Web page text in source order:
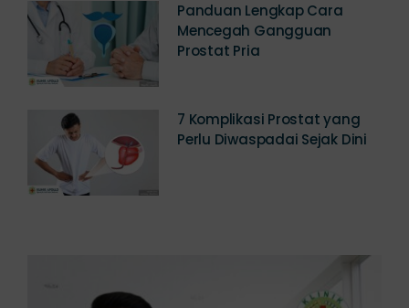
Panduan Lengkap Cara
Mencegah Gangguan
7 Komplikasi Prostat yang